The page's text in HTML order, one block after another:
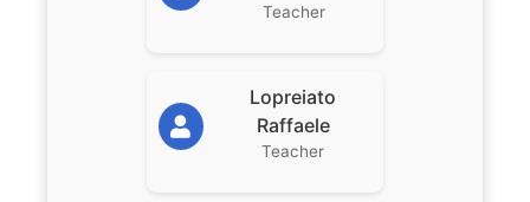
Teacher
Lopreiato
Raffaele
Teacher